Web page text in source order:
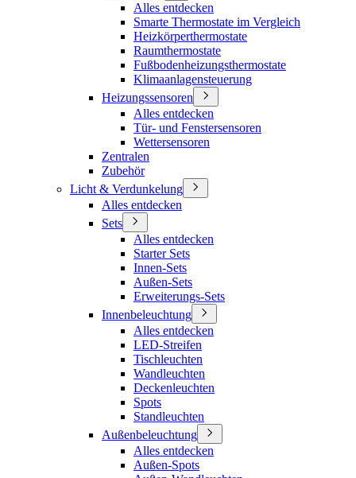
Alles entdecken
Smarte Thermostate im Vergleich
Heizkörperthermostate
Raumthermostate
Fußbodenheizungsthermostate
Klimaanlagensteuerung
Heizungssensoren
Alles entdecken
Tür- und Fenstersensoren
Wettersensoren
Zentralen
Zubehör
Licht & Verdunkelung
Alles entdecken
Sets
Alles entdecken
Starter Sets
Innen-Sets
Außen-Sets
Erweiterungs-Sets
Innenbeleuchtung
Alles entdecken
LED-Streifen
Tischleuchten
Wandleuchten
Deckenleuchten
Spots
Standleuchten
Außenbeleuchtung
Alles entdecken
Außen-Spots